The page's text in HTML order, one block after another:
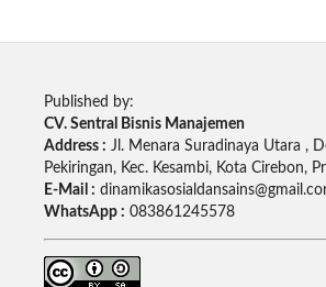
Published by:
CV. Sentral Bisnis Manajemen
Address : Jl. Menara Suradinaya Utara ,
Pekiringan, Kec. Kesambi, Kota Cirebon,
E-Mail :
WhatsApp : 083861245578